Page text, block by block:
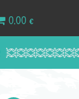
0,00 €